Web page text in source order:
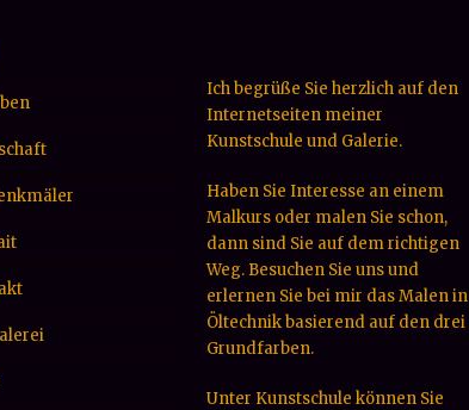
Ich begrüße Sie herzlich auf den
Internetseiten meiner
Kunstschule und Galerie.
Haben Sie Interesse an einem
Malkurs oder malen Sie schon,
dann sind Sie auf dem richtigen
Weg. Besuchen Sie uns und
erlernen Sie bei mir das Malen in
Öltechnik basierend auf den drei
Grundfarben.
Unter Kunstschule können Sie